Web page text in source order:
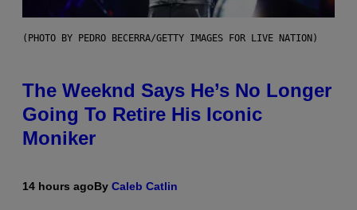
(PHOTO BY PEDRO BECERRA/GETTY IMAGES FOR LIVE NATION)
The Weeknd Says He’s No Longer
Going To Retire His Iconic
Moniker
14 hours agoBy Caleb Catlin